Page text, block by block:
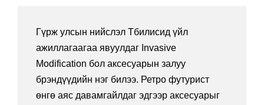
Гүрж улсын нийслэл Тбилисид үйл
ажиллагаагаа явуулдаг Invasive
Modification бол аксесуарын залуу
брэндүүдийн нэг билээ. Ретро футурист
өнгө аяс давамгайлдаг эдгээр аксесуарыг